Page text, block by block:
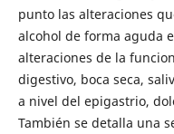
punto las alteraciones
alcohol de forma aguda
alteraciones de la
digestivo, boca seca,
a nivel del epigastrio,
También se detalla una